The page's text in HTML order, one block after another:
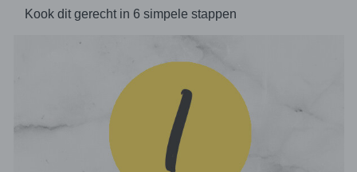
Kook dit gerecht in 6 simpele stappen